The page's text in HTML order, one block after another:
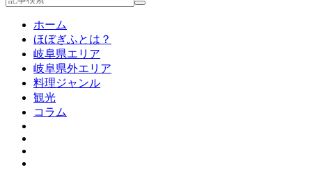
ホーム
ほぼぎふとは？
岐阜県エリア
岐阜県外エリア
料理ジャンル
観光
コラム